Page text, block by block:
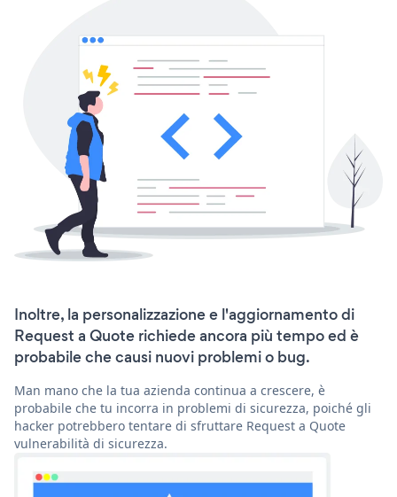
Inoltre, la personalizzazione e l'aggiornamento di
Request a Quote richiede ancora più tempo ed è
probabile che causi nuovi problemi o bug.
Man mano che la tua azienda continua a crescere, è
probabile che tu incorra in problemi di sicurezza, poiché gli
hacker potrebbero tentare di sfruttare Request a Quote
vulnerabilità di sicurezza.